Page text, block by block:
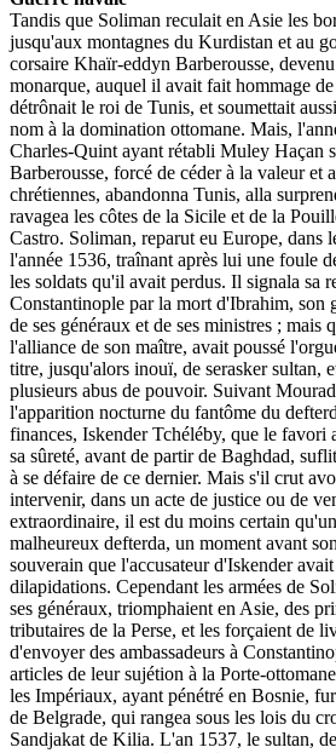
Tandis que Soliman reculait en Asie les
jusqu'aux montagnes du Kurdistan et au
corsaire Khaïr-eddyn Barberousse,
monarque, auquel il avait fait hommage
détrônait le roi de Tunis, et soumettait
nom à la domination ottomane. Mais,
Charles-Quint ayant rétabli Muley Haçan
Barberousse, forcé de céder à la valeur et
chrétiennes, abandonna Tunis, alla
ravagea les côtes de la Sicile et de la
Castro. Soliman, reparut eu Europe, dans
l'année 1536, traînant après lui une foule
les soldats qu'il avait perdus. Il signala sa
Constantinople par la mort d'Ibrahim, son
de ses généraux et de ses ministres ; mais
l'alliance de son maître, avait poussé
titre, jusqu'alors inouï, de serasker sultan,
plusieurs abus de pouvoir. Suivant
l'apparition nocturne du fantôme du
finances, Iskender Tchéléby, que le favori
sa sûreté, avant de partir de Baghdad,
à se défaire de ce dernier. Mais s'il crut
intervenir, dans un acte de justice ou de
extraordinaire, il est du moins certain
malheureux defterda, un moment avant
souverain que l'accusateur d'Iskender
dilapidations. Cependant les armées de
ses généraux, triomphaient en Asie, des
tributaires de la Perse, et les forçaient de
d'envoyer des ambassadeurs à
articles de leur sujétion à la Porte-
les Impériaux, ayant pénétré en Bosnie,
de Belgrade, qui rangea sous les lois du
Sandjakat de Kilia. L'an 1537, le sultan,